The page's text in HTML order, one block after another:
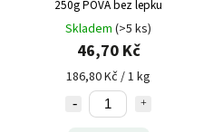
250g POVA bez lepku
Skladem (>5 ks)
46,70 Kč
186,80 Kč / 1 kg